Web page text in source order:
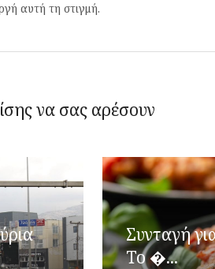
αυτή τη στιγμή.
να σας αρέσουν
Συνταγή
Το �...